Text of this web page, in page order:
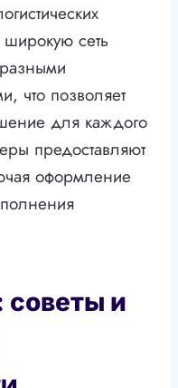
сеть
что позволяет
для каждого
предоставляют
оформление
советы и